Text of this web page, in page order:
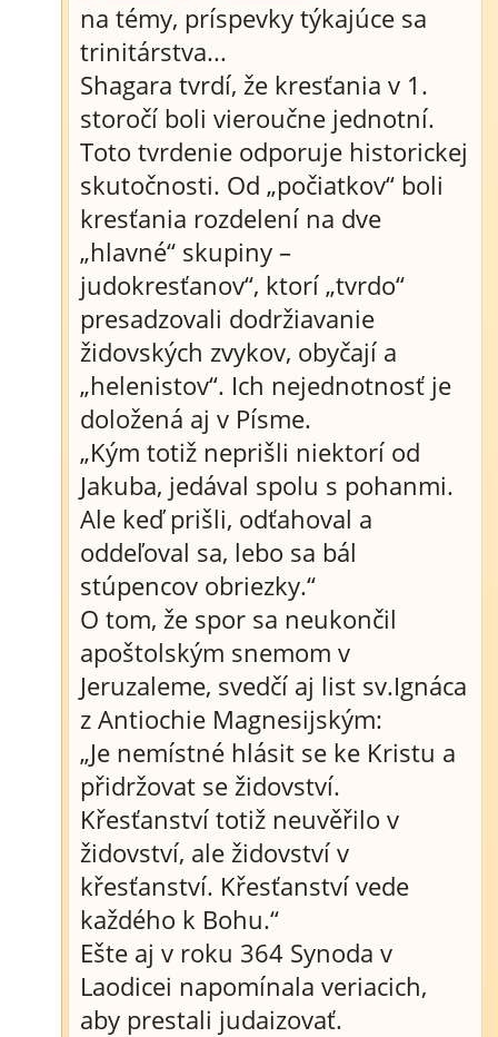
na témy, príspevky týkajúce sa
trinitárstva...
Shagara tvrdí, že kresťania v 1.
storočí boli vieroučne jednotní.
Toto tvrdenie odporuje historickej
skutočnosti. Od „počiatkov“ boli
kresťania rozdelení na dve
„hlavné“ skupiny –
judokresťanov“, ktorí „tvrdo“
presadzovali dodržiavanie
židovských zvykov, obyčají a
„helenistov“. Ich nejednotnosť je
doložená aj v Písme.
„Kým totiž neprišli niektorí od
Jakuba, jedával spolu s pohanmi.
Ale keď prišli, odťahoval a
oddeľoval sa, lebo sa bál
stúpencov obriezky.“
O tom, že spor sa neukončil
apoštolským snemom v
Jeruzaleme, svedčí aj list sv.Ignáca
z Antiochie Magnesijským:
„Je nemístné hlásit se ke Kristu a
přidržovat se židovství.
Křesťanství totiž neuvěřilo v
židovství, ale židovství v
křesťanství. Křesťanství vede
každého k Bohu.“
Ešte aj v roku 364 Synoda v
Laodicei napomínala veriacich,
aby prestali judaizovať.